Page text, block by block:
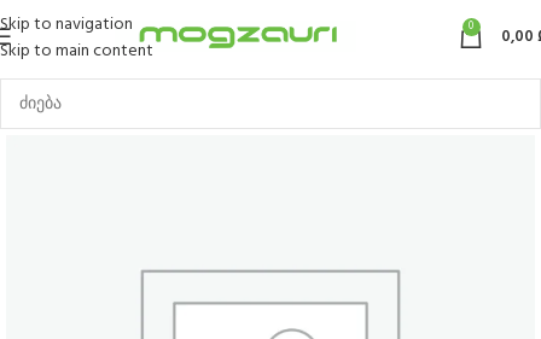
Skip to navigation
Skip to main content
0 0,00